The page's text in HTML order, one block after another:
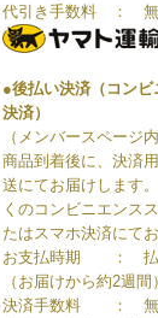
代引き手数料 ： 無
●後払い決済（コン
決済）
（メンバースページ
商品到着後に、決済
送にてお届けします
くのコンビニエンス
たはスマホ決済にて
お支払時期 ： 払
（お届けから約2週
決済手数料 ： 無